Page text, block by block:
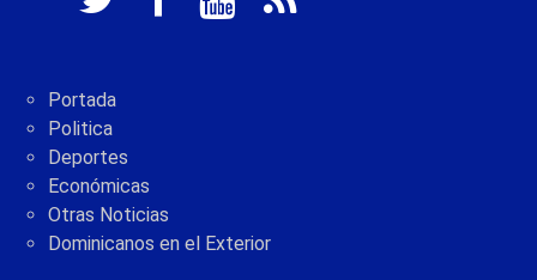
Portada
Politica
Deportes
Económicas
Otras Noticias
Dominicanos en el Exterior